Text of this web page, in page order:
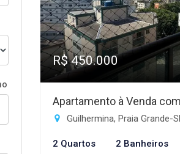
R$ 450.000
Apartamento à Venda
Guilhermina, Praia Grande-
2 Quartos 2 Banheiros